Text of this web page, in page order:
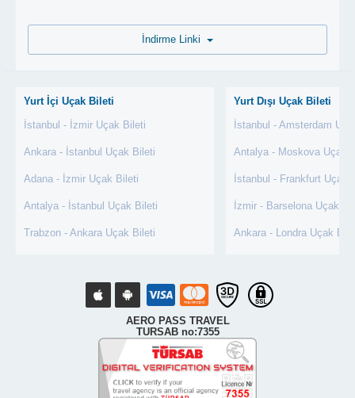
Yurt İçi Uçak Bileti
İstanbul - İzmir Uçak Bileti
Ankara - İstanbul Uçak Bileti
Adana - İzmir Uçak Bileti
Antalya - İstanbul Uçak Bileti
Trabzon - Ankara Uçak Bileti
Yurt Dışı Uçak Bileti
İstanbul - Amsterdam
Antalya - Moskova Uçak
İstanbul - Frankfurt Uçak
İzmir - Barselona Uçak
Ankara - Londra Uçak
AERO PASS TRAVEL
TURSAB no:7355